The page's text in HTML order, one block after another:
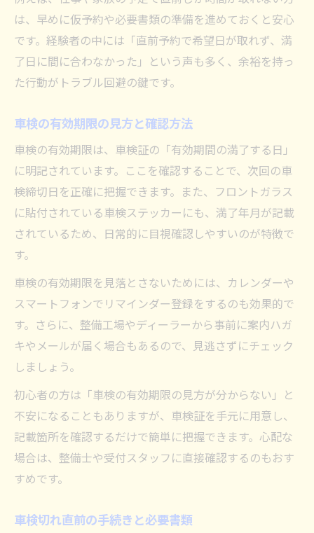
車検更新期間に合わせたスケジュール管理
は、早めに仮予約や必要書類の準備を進めておくと安心
です。経験者の中には「直前予約で希望日が取れず、満
了日に間に合わなかった」という声も多く、余裕を持っ
た行動がトラブル回避の鍵です。
車検の有効期限の見方と確認方法
車検の有効期限は、車検証の「有効期間の満了する日」
に明記されています。ここを確認することで、次回の車
検締切日を正確に把握できます。また、フロントガラス
に貼付されている車検ステッカーにも、満了年月が記載
されているため、日常的に目視確認しやすいのが特徴で
す。
車検の有効期限を見落とさないためには、カレンダーや
スマートフォンでリマインダー登録をするのも効果的で
す。さらに、整備工場やディーラーから事前に案内ハガ
キやメールが届く場合もあるので、見逃さずにチェック
しましょう。
初心者の方は「車検の有効期限の見方が分からない」と
不安になることもありますが、車検証を手元に用意し、
記載箇所を確認するだけで簡単に把握できます。心配な
場合は、整備士や受付スタッフに直接確認するのもおす
すめです。
車検切れ直前の手続きと必要書類